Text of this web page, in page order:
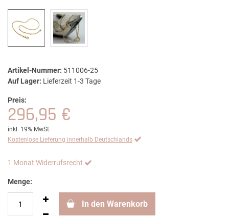
Artikel-Nummer: 511006-25
Auf Lager: Lieferzeit 1-3 Tage
Preis:
296,95 €
inkl. 19% MwSt.
Kostenlose Lieferung innerhalb Deutschlands
1 Monat Widerrufsrecht
Menge:
In den Warenkorb